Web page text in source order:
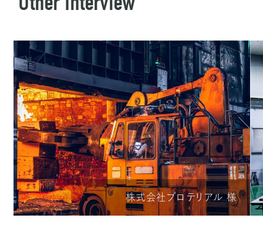
株式会社プロテリアル 様